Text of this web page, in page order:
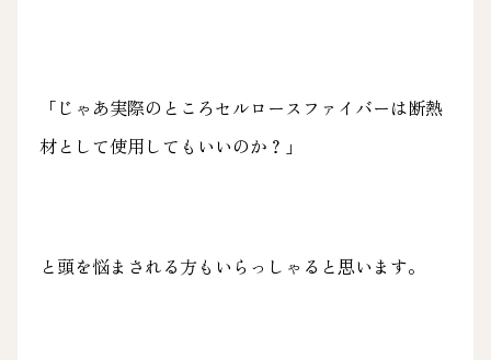
「じゃあ実際のところセルロースファイバーは断熱
材として使用してもいいのか？」
と頭を悩まされる方もいらっしゃると思います。